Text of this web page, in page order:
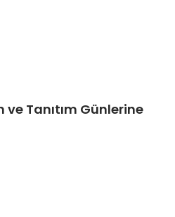
ve Tanıtım Günlerine